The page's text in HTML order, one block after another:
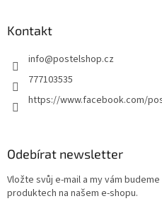
Kontakt
info@postelshop.cz
777103535
https://www.facebook.com/
Odebírat newsletter
Vložte svůj e-mail a my vám
produktech na našem e-shopu.